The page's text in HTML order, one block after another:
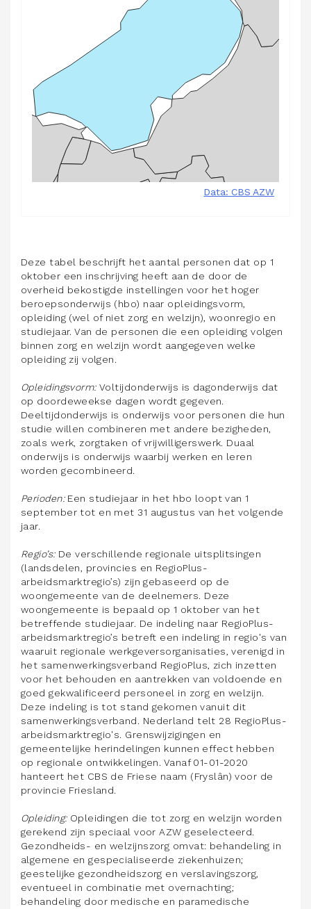
Deze tabel beschrijft het aantal personen dat op 1
oktober een inschrijving heeft aan de door de
overheid bekostigde instellingen voor het hoger
beroepsonderwijs (hbo) naar opleidingsvorm,
opleiding (wel of niet zorg en welzijn), woonregio en
studiejaar. Van de personen die een opleiding volgen
binnen zorg en welzijn wordt aangegeven welke
opleiding zij volgen.
Opleidingsvorm:Voltijdonderwijs is dagonderwijs dat
op doordeweekse dagen wordt gegeven.
Deeltijdonderwijs is onderwijs voor personen die hun
studie willen combineren met andere bezigheden,
zoals werk, zorgtaken of vrijwilligerswerk. Duaal
onderwijs is onderwijs waarbij werken en leren
worden gecombineerd.
Perioden: Een studiejaar in het hbo loopt van 1
september tot en met 31 augustus van het volgende
jaar.
Regio’s:De verschillende regionale uitsplitsingen
(landsdelen, provincies en RegioPlus-
arbeidsmarktregio’s) zijn gebaseerd op de
woongemeente van de deelnemers. Deze
woongemeente is bepaald op 1 oktober van het
betreffende studiejaar. De indeling naar RegioPlus-
arbeidsmarktregio’s betreft een indeling in regio's van
waaruit regionale werkgeversorganisaties, verenigd in
het samenwerkingsverband RegioPlus, zich inzetten
voor het behouden en aantrekken van voldoende en
goed gekwalificeerd personeel in zorg en welzijn.
Deze indeling is tot stand gekomen vanuit dit
samenwerkingsverband. Nederland telt 28 RegioPlus-
arbeidsmarktregio's. Grenswijzigingen en
gemeentelijke herindelingen kunnen effect hebben
op regionale ontwikkelingen. Vanaf 01-01-2020
hanteert het CBS de Friese naam (Fryslân) voor de
provincie Friesland.
Opleiding:Opleidingen die tot zorg en welzijn worden
gerekend zijn speciaal voor AZW geselecteerd.
Gezondheids- en welzijnszorg omvat: behandeling in
algemene en gespecialiseerde ziekenhuizen;
geestelijke gezondheidszorg en verslavingszorg,
eventueel in combinatie met overnachting;
behandeling door medische en paramedische